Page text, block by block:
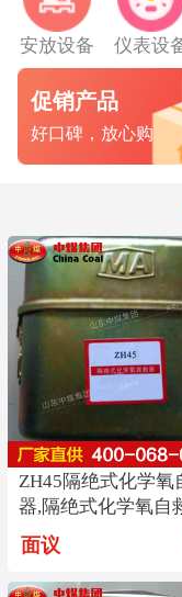
安放设备 仪表设
促销产品
好口碑，放心购
ZH45隔绝式化学氧
器,隔绝式化学氧自
参数,自救器报价
面议